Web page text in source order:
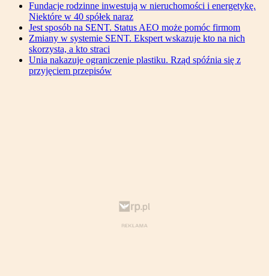
Fundacje rodzinne inwestują w nieruchomości i energetykę.
Niektóre w 40 spółek naraz
Jest sposób na SENT. Status AEO może pomóc firmom
Zmiany w systemie SENT. Ekspert wskazuje kto na nich
skorzysta, a kto straci
Unia nakazuje ograniczenie plastiku. Rząd spóźnia się z
przyjęciem przepisów